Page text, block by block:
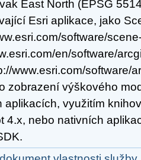
East North (EPSG
Esri aplikace, jako
software/
en/software/
www.esri.com/software/
zobrazení výškového
aplikacích, využitím
4.x, nebo nativních